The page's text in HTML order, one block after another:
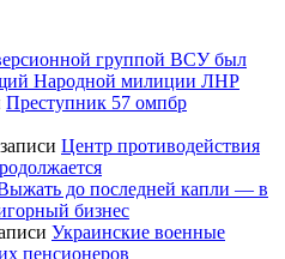
группой ВСУ был
Народной милиции ЛНР
Преступник 57 омпбр
Центр противодействия
до последней капли — в
бизнес
Украинские военные
пенсионеров